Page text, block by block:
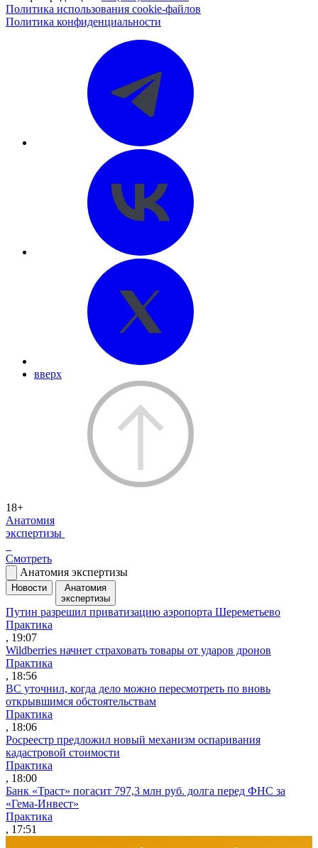
Политика использования cookie-файлов
Политика конфиденциальности
вверх
18+
Анатомия
экспертизы
Смотреть
Анатомия экспертизы
Новости
Анатомия
экспертизы
Путин разрешил приватизацию аэропорта Шереметьево
Практика
, 19:07
Wildberries начнет страховать товары от ударов дронов
Практика
, 18:56
ВС уточнил, когда дело можно пересмотреть по вновь
открывшимся обстоятельствам
Практика
, 18:06
Росреестр предложил новый механизм оспаривания
кадастровой стоимости
Практика
, 18:00
Банк «Траст» погасит 797,3 млн руб. долга перед ФНС за
«Гема-Инвест»
Практика
, 17:51